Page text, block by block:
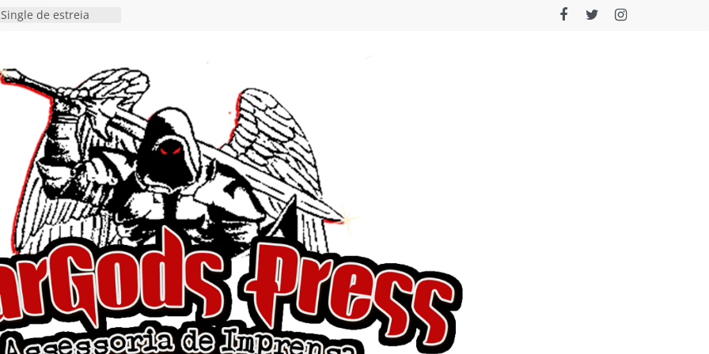
de estreia
vídeo de guitar & bass
“Eclipse”, segundo
“Dreaming”
a
e a artificialidade
e videoclipe de
gaúcha de Heavy
debut “Hellforge”
Single “Dead Flies
nas plataformas em
A. Romero